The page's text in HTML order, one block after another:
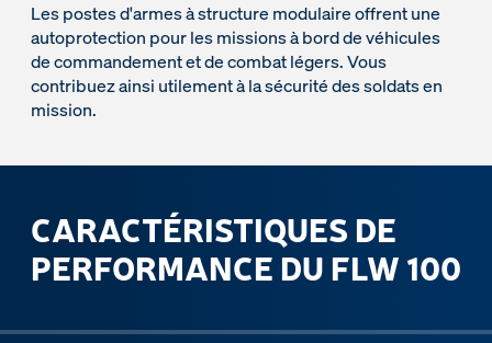
Les postes d'armes à structure modulaire offrent une
autoprotection pour les missions à bord de véhicules
de commandement et de combat légers. Vous
contribuez ainsi utilement à la sécurité des soldats en
mission.
CARACTÉRISTIQUES DE
PERFORMANCE DU FLW 100